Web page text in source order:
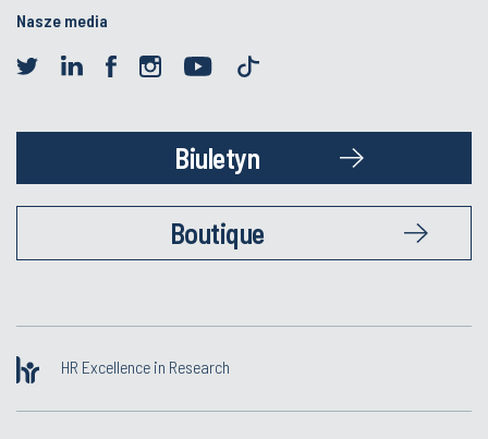
Nasze media
Biuletyn
Boutique
HR Excellence in Research